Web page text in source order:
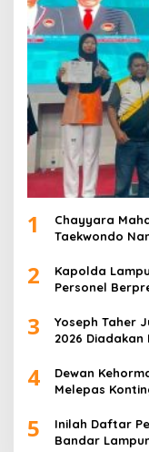
1
Chayyara
Taekwondo
2
Kapolda
Personel
3
Yoseph Taher
2026 Diadakan
4
Dewan
Melepas
5
Inilah Daftar
Bandar